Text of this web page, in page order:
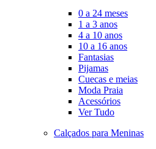
0 a 24 meses
1 a 3 anos
4 a 10 anos
10 a 16 anos
Fantasias
Pijamas
Cuecas e meias
Moda Praia
Acessórios
Ver Tudo
Calçados para Meninas